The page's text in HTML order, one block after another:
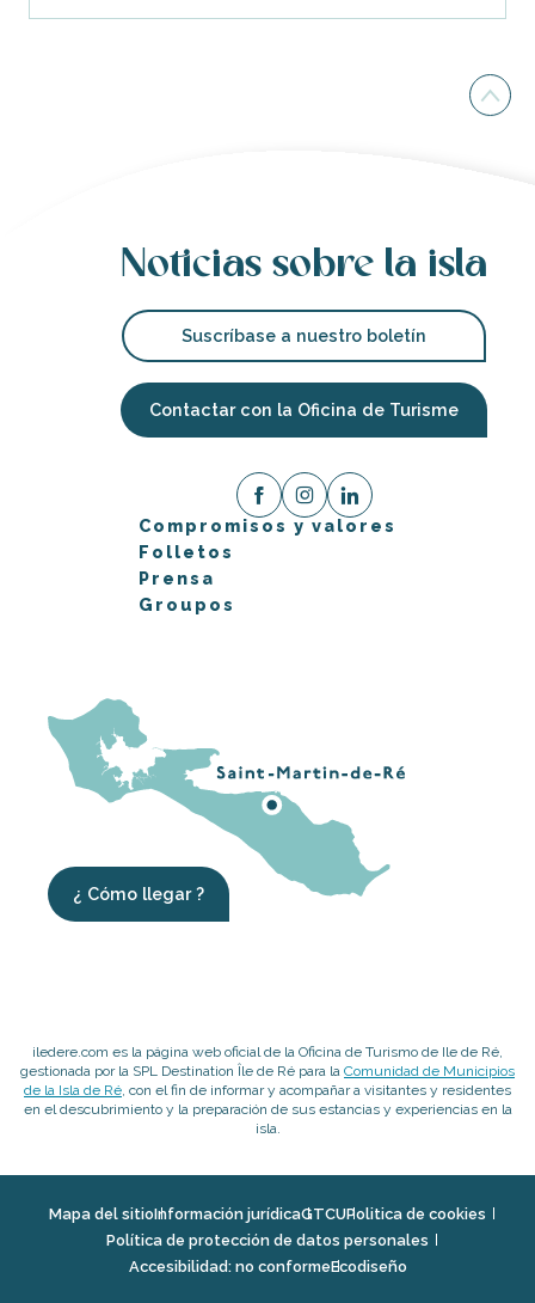
Ré Locations Vacances Villa Ré - Villa de la Côte Sauvage
Noticias sobre la isla
Suscríbase a nuestro boletín
Contactar con la Oficina de Turisme
Compromisos y valores
Folletos
Prensa
Groupos
¿ Cómo llegar ?
iledere.com es la página web oficial de la Oficina de Turismo de Ile de Ré,
gestionada por la SPL Destination Île de Ré para la Comunidad de Municipios
de la Isla de Ré, con el fin de informar y acompañar a visitantes y residentes
en el descubrimiento y la preparación de sus estancias y experiencias en la
isla.
Mapa del sitioInformación jurídicaGTCUPolitica de cookies
Política de protección de datos personales
Accesibilidad: no conformeEcodiseño